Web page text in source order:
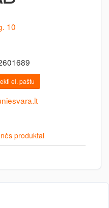
10
el. paštu
produktai